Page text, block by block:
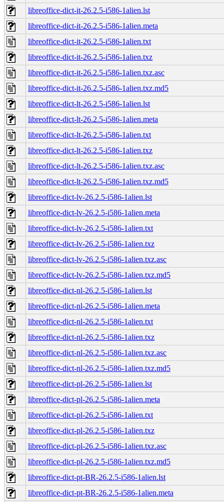
libreoffice-dict-it-26.2.5-i586-1alien.lst
libreoffice-dict-it-26.2.5-i586-1alien.meta
libreoffice-dict-it-26.2.5-i586-1alien.txt
libreoffice-dict-it-26.2.5-i586-1alien.txz
libreoffice-dict-it-26.2.5-i586-1alien.txz.asc
libreoffice-dict-it-26.2.5-i586-1alien.txz.md5
libreoffice-dict-lt-26.2.5-i586-1alien.lst
libreoffice-dict-lt-26.2.5-i586-1alien.meta
libreoffice-dict-lt-26.2.5-i586-1alien.txt
libreoffice-dict-lt-26.2.5-i586-1alien.txz
libreoffice-dict-lt-26.2.5-i586-1alien.txz.asc
libreoffice-dict-lt-26.2.5-i586-1alien.txz.md5
libreoffice-dict-lv-26.2.5-i586-1alien.lst
libreoffice-dict-lv-26.2.5-i586-1alien.meta
libreoffice-dict-lv-26.2.5-i586-1alien.txt
libreoffice-dict-lv-26.2.5-i586-1alien.txz
libreoffice-dict-lv-26.2.5-i586-1alien.txz.asc
libreoffice-dict-lv-26.2.5-i586-1alien.txz.md5
libreoffice-dict-nl-26.2.5-i586-1alien.lst
libreoffice-dict-nl-26.2.5-i586-1alien.meta
libreoffice-dict-nl-26.2.5-i586-1alien.txt
libreoffice-dict-nl-26.2.5-i586-1alien.txz
libreoffice-dict-nl-26.2.5-i586-1alien.txz.asc
libreoffice-dict-nl-26.2.5-i586-1alien.txz.md5
libreoffice-dict-pl-26.2.5-i586-1alien.lst
libreoffice-dict-pl-26.2.5-i586-1alien.meta
libreoffice-dict-pl-26.2.5-i586-1alien.txt
libreoffice-dict-pl-26.2.5-i586-1alien.txz
libreoffice-dict-pl-26.2.5-i586-1alien.txz.asc
libreoffice-dict-pl-26.2.5-i586-1alien.txz.md5
libreoffice-dict-pt-BR-26.2.5-i586-1alien.lst
libreoffice-dict-pt-BR-26.2.5-i586-1alien.meta